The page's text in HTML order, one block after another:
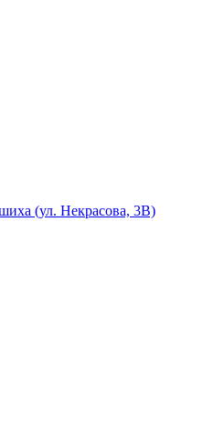
(ул. Некрасова, 3В)